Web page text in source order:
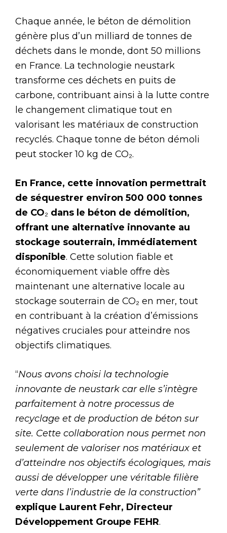
Chaque année, le béton de démolition
génère plus d’un milliard de tonnes de
déchets dans le monde, dont 50 millions
en France. La technologie neustark
transforme ces déchets en puits de
carbone, contribuant ainsi à la lutte contre
le changement climatique tout en
valorisant les matériaux de construction
recyclés. Chaque tonne de béton démoli
peut stocker 10 kg de CO₂.
En France, cette innovation permettrait
de séquestrer environ 500 000 tonnes
de CO₂ dans le béton de démolition,
offrant une alternative innovante au
stockage souterrain, immédiatement
disponible. Cette solution fiable et
économiquement viable offre dès
maintenant une alternative locale au
stockage souterrain de CO₂ en mer, tout
en contribuant à la création d’émissions
négatives cruciales pour atteindre nos
objectifs climatiques.
“Nous avons choisi la technologie
innovante de neustark car elle s’intègre
parfaitement à notre processus de
recyclage et de production de béton sur
site. Cette collaboration nous permet non
seulement de valoriser nos matériaux et
d’atteindre nos objectifs écologiques, mais
aussi de développer une véritable filière
verte dans l’industrie de la construction”
explique Laurent Fehr, Directeur
Développement Groupe FEHR.